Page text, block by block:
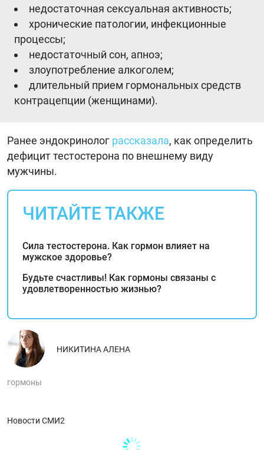
недостаточная сексуальная активность;
хронические патологии, инфекционные
процессы;
недостаточный сон, апноэ;
злоупотребление алкоголем;
длительный прием гормональных средств
контрацепции (женщинами).
Ранее эндокринолог рассказала, как определить
дефицит тестостерона по внешнему виду
мужчины.
ЧИТАЙТЕ ТАКЖЕ
Сила тестостерона. Как гормон влияет на
мужское здоровье?
Будьте счастливы! Как гормоны связаны с
удовлетворенностью жизнью?
НИКИТИНА АЛЕНА
гормоны
Новости СМИ2